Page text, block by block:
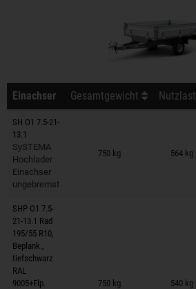
Einachser Gesamtgewicht Nutzlast
SH O1 7.5-21-
13.1
SySTEMA
Hochlader
Einachser
ungebremst
750 kg 564 kg
Anhänger auf Merkzettel
SHP O1 7.5-
21-13.1 Rad
195/55 R10,
Beplank.,
tiefschwarz
RAL
9005+Flp.
750 kg 540 kg
Anhänger auf Merkzettel